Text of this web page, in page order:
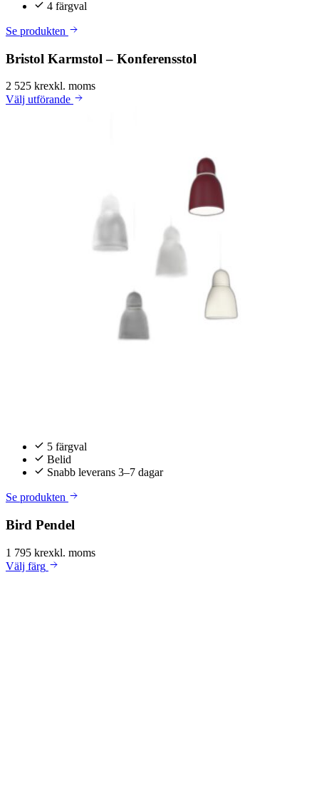
4 färgval
Se produkten
Bristol Karmstol – Konferensstol
2 525 krexkl. moms
Välj utförande
5 färgval
Belid
Snabb leverans 3–7 dagar
Se produkten
Bird Pendel
1 795 krexkl. moms
Välj färg